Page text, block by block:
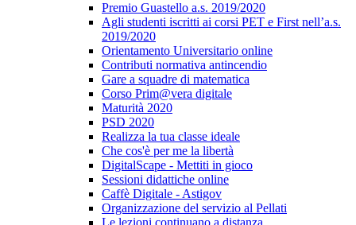
Premio Guastello a.s. 2019/2020
Agli studenti iscritti ai corsi PET e First nell’a.s.
2019/2020
Orientamento Universitario online
Contributi normativa antincendio
Gare a squadre di matematica
Corso Prim@vera digitale
Maturità 2020
PSD 2020
Realizza la tua classe ideale
Che cos'è per me la libertà
DigitalScape - Mettiti in gioco
Sessioni didattiche online
Caffè Digitale - Astigov
Organizzazione del servizio al Pellati